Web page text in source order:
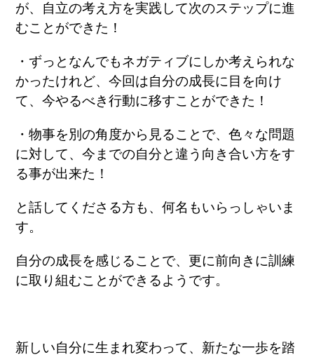
が、自立の考え方を実践して次のステップに進
むことができた！
・ずっとなんでもネガティブにしか考えられな
かったけれど、今回は自分の成長に目を向け
て、今やるべき行動に移すことができた！
・物事を別の角度から見ることで、色々な問題
に対して、今までの自分と違う向き合い方をす
る事が出来た！
と話してくださる方も、何名もいらっしゃいま
す。
自分の成長を感じることで、更に前向きに訓練
に取り組むことができるようです。
新しい自分に生まれ変わって、新たな一歩を踏